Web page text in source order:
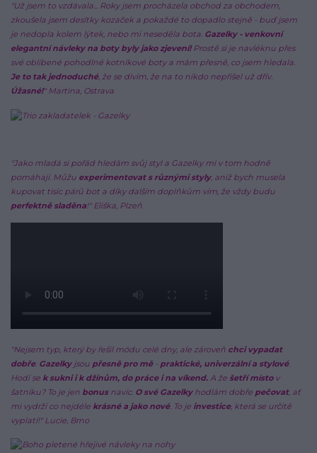
"Už jsem to vzdávala... Roky jsem procházela obchod za obchodem,
zkoušela jsem desítky kozaček a pokaždé to dopadlo stejně - buď jsem
je nedopla kolem lýtek, nebo mi neseděla bota. Gazelky - venkovní
elegantní návleky na boty byly jako zjevení!Prostě si je navléknu přes
své oblíbené pohodlné kotníkové boty a mám přesně, co jsem hledala.
Je to tak jednoduché, že se divím, že na to nikdo nepřišel už dřív.
Úžasné!" Martina, Ostrava
"Jako mladá si pořád hledám svůj styl a Gazelky mi v tom hodně
pomáhají. Můžu experimentovat s různými styly, aniž bych musela
kupovat tisíc párů bot a díky dalším doplňkům vím, že vždy budu
perfektně sladěna!" Eliška, Plzeň
"Nejsem typ, který by řešil módu celé dny, ale zároveň chci vypadat
dobře. Gazelkyjsou přesně pro mě- praktické, univerzální a stylové.
Hodí se k sukni i k džínům, do práce i na víkend. A že šetří místov
šatníku? To je jen bonusnavíc. O své Gazelkyhodlám dobře pečovat, ať
mi vydrží co nejdéle krásné a jako nové. To je investice, která se určitě
vyplatí!" Lucie, Brno